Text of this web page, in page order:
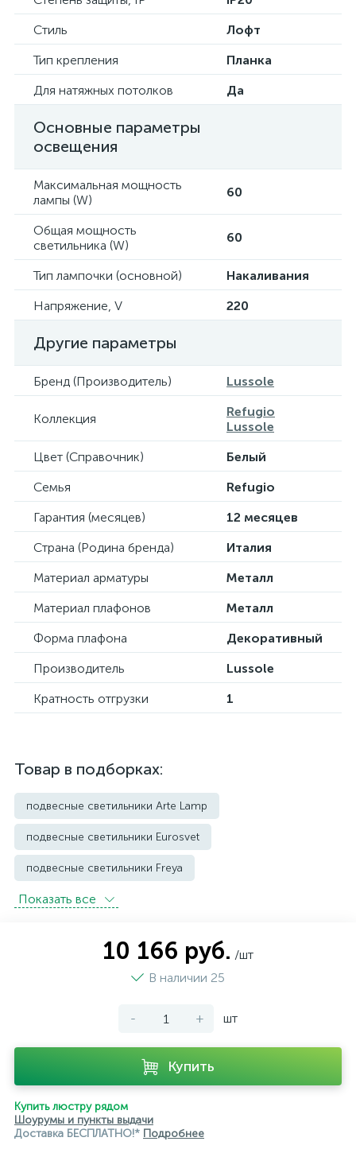
Стиль
Лофт
Тип крепления
Планка
Для натяжных потолков
Да
Основные параметры
освещения
Максимальная мощность
лампы (W)
60
Общая мощность
светильника (W)
60
Тип лампочки (основной)
Накаливания
Напряжение, V
220
Другие параметры
Бренд (Производитель) Lussole
Коллекция
Refugio
Lussole
Цвет (Справочник)
Белый
Семья
Refugio
Гарантия (месяцев)
12 месяцев
Страна (Родина бренда)
Италия
Материал арматуры
Металл
Материал плафонов
Металл
Форма плафона
Декоративный
Производитель
Lussole
Кратность отгрузки
1
Товар в подборках:
подвесные светильники Arte Lamp
подвесные светильники Eurosvet
подвесные светильники Freya
подвесные светильники Imperium Loft
подвесные светильники Lightstar
подвесные светильники Lumion
подвесные светильники Newport
подвесные светильники Odeon Light
Показать всe
10 166 руб. /шт
В наличии 25
- + шт
Купить
Купить люстру рядом
Шоурумы и пункты выдачи
Доставка БЕСПЛАТНО!* Подробнее